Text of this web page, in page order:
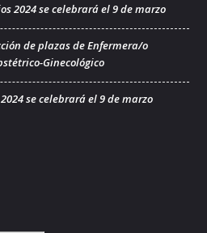
2024 se celebrará el 9 de marzo
de plazas de Enfermera/o
Ginecológico
se celebrará el 9 de marzo